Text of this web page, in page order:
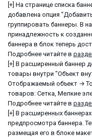
[+] На странице списка
добавлена опция
группировать баннеры. В
принадлежность к
баннера в блок теперь
Подробнее читайте в
[+] В расширенный баннер
товары внутри "Объект
Отображаемый объект →
товаров: Сетка, Мелкие
Подробнее читайте в
[+] В расширенных
предпросмотра баннера.
размещая его в блоке